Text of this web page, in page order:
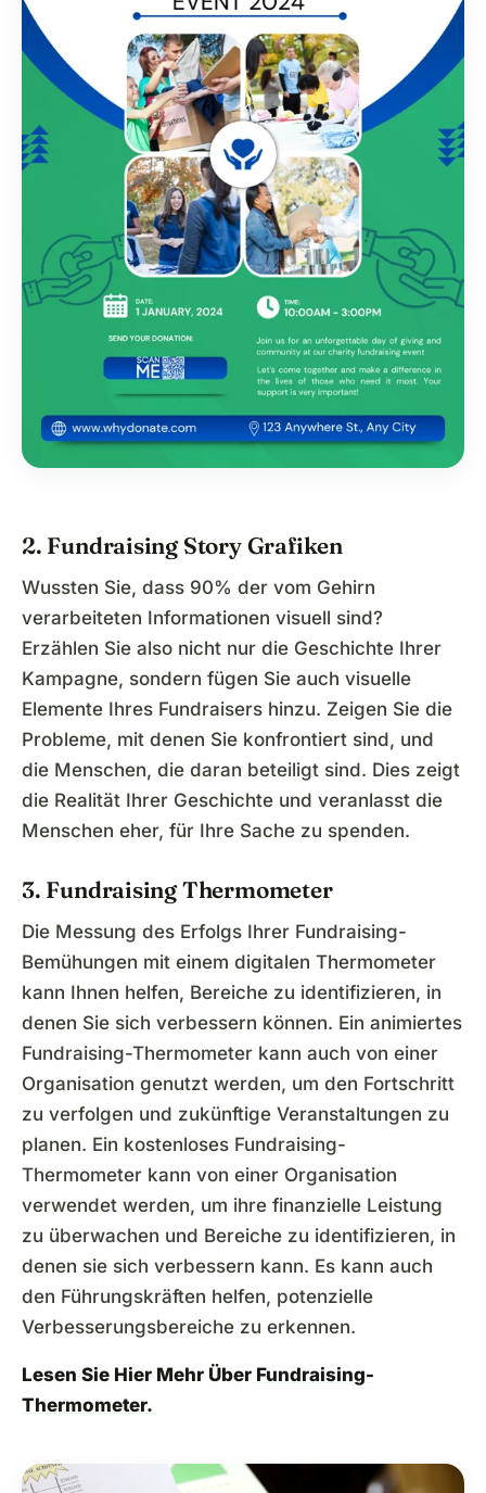
2. Fundraising Story Grafiken
Wussten Sie, dass 90% der vom Gehirn
verarbeiteten Informationen visuell sind?
Erzählen Sie also nicht nur die Geschichte Ihrer
Kampagne, sondern fügen Sie auch visuelle
Elemente Ihres Fundraisers hinzu. Zeigen Sie die
Probleme, mit denen Sie konfrontiert sind, und
die Menschen, die daran beteiligt sind. Dies zeigt
die Realität Ihrer Geschichte und veranlasst die
Menschen eher, für Ihre Sache zu spenden.
3. Fundraising Thermometer
Die Messung des Erfolgs Ihrer Fundraising-
Bemühungen mit einem digitalen Thermometer
kann Ihnen helfen, Bereiche zu identifizieren, in
denen Sie sich verbessern können. Ein animiertes
Fundraising-Thermometer kann auch von einer
Organisation genutzt werden, um den Fortschritt
zu verfolgen und zukünftige Veranstaltungen zu
planen. Ein kostenloses Fundraising-
Thermometer kann von einer Organisation
verwendet werden, um ihre finanzielle Leistung
zu überwachen und Bereiche zu identifizieren, in
denen sie sich verbessern kann. Es kann auch
den Führungskräften helfen, potenzielle
Verbesserungsbereiche zu erkennen.
Lesen Sie Hier Mehr Über Fundraising-
Thermometer.